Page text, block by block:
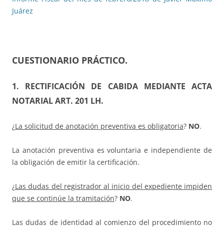
Juárez
CUESTIONARIO PRÁCTICO.
1. RECTIFICACIÓN DE CABIDA MEDIANTE ACTA
NOTARIAL ART. 201 LH.
¿La solicitud de anotación preventiva es obligatoria? NO.
La anotación preventiva es voluntaria e independiente de
la obligación de emitir la certificación.
¿Las dudas del registrador al inicio del expediente impiden
que se continúe la tramitación? NO.
Las dudas de identidad al comienzo del procedimiento no